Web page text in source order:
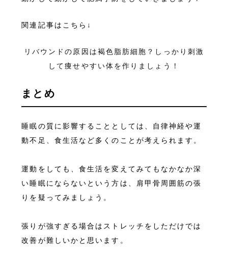
関連記事はこちら↓
リバウンドの原因は褐色脂肪細胞？しっかり刺激
して痩せやすい体を作りましょう！
まとめ
睡眠の質に影響することとしては、自律神経や運
動不足、食生活など多くのことが考えられます。
運動をしても、食生活を変えてみてもなかなか深
い睡眠にならないという方は、肩甲骨周囲筋の張
りを疑ってみましょう。
張りが強すぎる場合はストレッチをしただけでは
改善が難しいかと思います。